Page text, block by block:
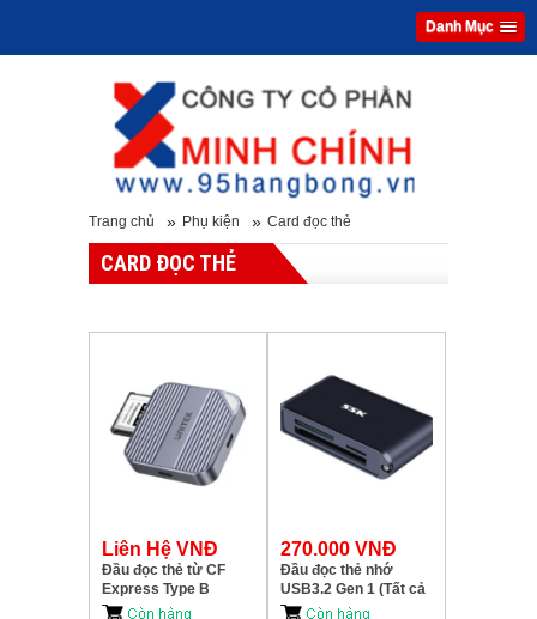
Danh Mục
Trang chủ » Phụ kiện » Card đọc thẻ
CARD ĐỌC THẺ
Liên Hệ VNĐ
Đầu đọc thẻ từ CF
Express Type B
UNITEK S1244BGY01
270.000 VNĐ
Đầu đọc thẻ nhớ
USB3.2 Gen 1 (Tất cả
trong 1) CF/SD/TF-